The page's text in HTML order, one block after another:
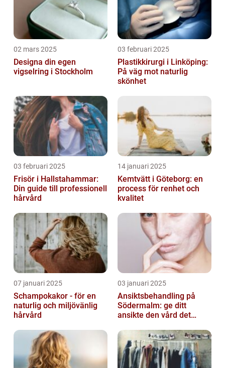
02 mars 2025
Designa din egen
vigselring i Stockholm
03 februari 2025
Plastikkirurgi i Linköping:
På väg mot naturlig
skönhet
03 februari 2025
Frisör i Hallstahammar:
Din guide till professionell
hårvård
14 januari 2025
Kemtvätt i Göteborg: en
process för renhet och
kvalitet
07 januari 2025
Schampokakor - för en
naturlig och miljövänlig
hårvård
03 januari 2025
Ansiktsbehandling på
Södermalm: ge ditt
ansikte den vård det